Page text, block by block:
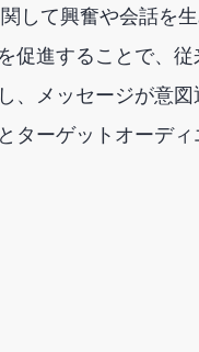
して興奮や会話を
促進することで、
、メッセージが意
ターゲットオーデ